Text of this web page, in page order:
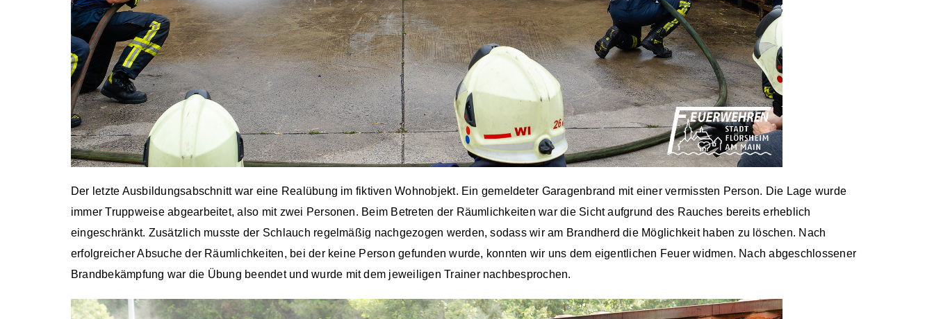
Der letzte Ausbildungsabschnitt war eine Realübung im fiktiven Wohnobjekt. Ein gemeldeter Garagenbrand mit einer vermissten Person. Die Lage wurde
immer Truppweise abgearbeitet, also mit zwei Personen. Beim Betreten der Räumlichkeiten war die Sicht aufgrund des Rauches bereits erheblich
eingeschränkt. Zusätzlich musste der Schlauch regelmäßig nachgezogen werden, sodass wir am Brandherd die Möglichkeit haben zu löschen. Nach
erfolgreicher Absuche der Räumlichkeiten, bei der keine Person gefunden wurde, konnten wir uns dem eigentlichen Feuer widmen. Nach abgeschlossener
Brandbekämpfung war die Übung beendet und wurde mit dem jeweiligen Trainer nachbesprochen.